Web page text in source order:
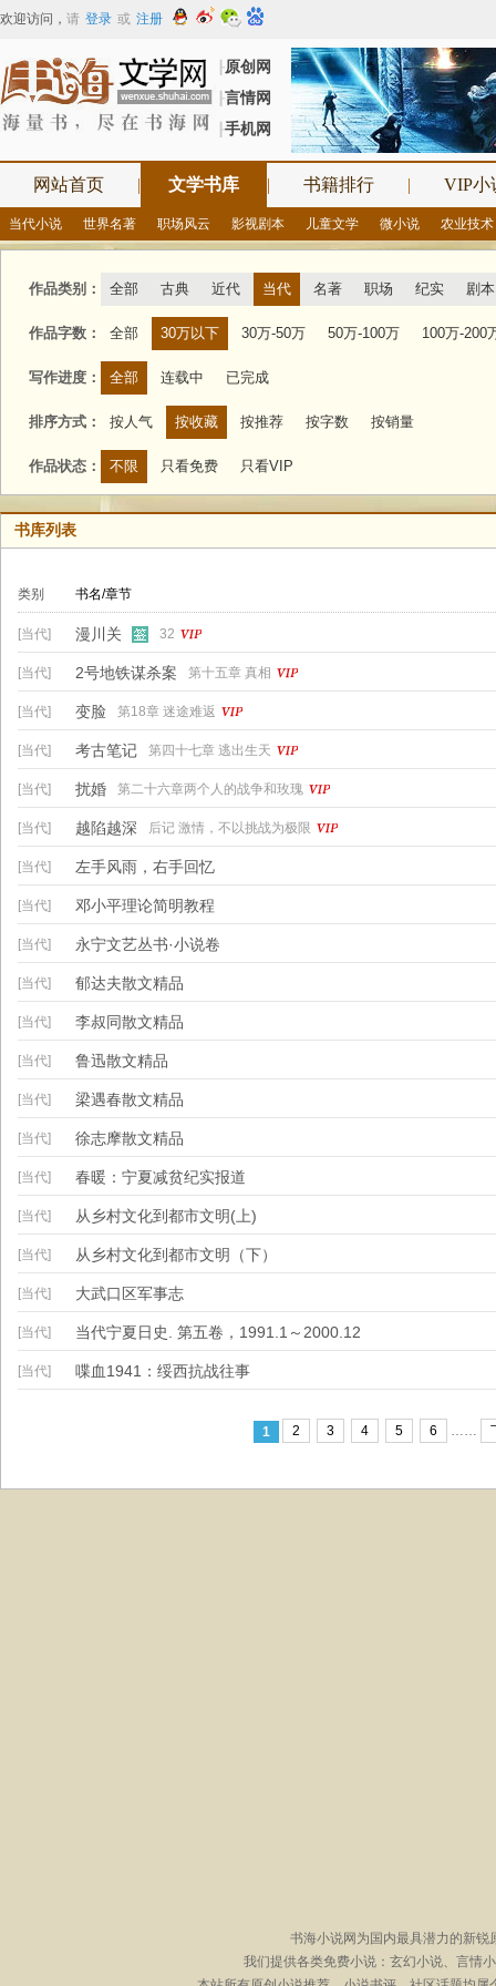
欢迎访问 ， 请 登录 或 注册
┠原创网
┠言情网
┠手机网
网站首页 | 文学书库 | 书籍排行 | VIP小
当代小说 世界名著 职场风云 影视剧本 儿童文学 微小说 农业技术
作品类别： 全部 古典 近代 当代 名著 职场 纪实 剧本
作品字数： 全部 30万以下 30万-50万 50万-100万 100万-200
写作进度： 全部 连载中 已完成
排序方式： 按人气 按收藏 按推荐 按字数 按销量
作品状态： 不限 只看免费 只看VIP
书库列表
类别 书名/章节
[当代] 漫川关 32
[当代] 2号地铁谋杀案 第十五章 真相
[当代] 变脸 第18章 迷途难返
[当代] 考古笔记 第四十七章 逃出生天
[当代] 扰婚 第二十六章两个人的战争和玫瑰
[当代] 越陷越深 后记 激情，不以挑战为极限
[当代] 左手风雨，右手回忆
[当代] 邓小平理论简明教程
[当代] 永宁文艺丛书·小说卷
[当代] 郁达夫散文精品
[当代] 李叔同散文精品
[当代] 鲁迅散文精品
[当代] 梁遇春散文精品
[当代] 徐志摩散文精品
[当代] 春暖：宁夏减贫纪实报道
[当代] 从乡村文化到都市文明(上)
[当代] 从乡村文化到都市文明（下）
[当代] 大武口区军事志
[当代] 当代宁夏日史. 第五卷，1991.1～2000.12
[当代] 喋血1941：绥西抗战往事
1 2 3 4 5 6 ……
书海小说网为国内最具潜力的新
我们提供各类免费小说：玄幻小说、言情